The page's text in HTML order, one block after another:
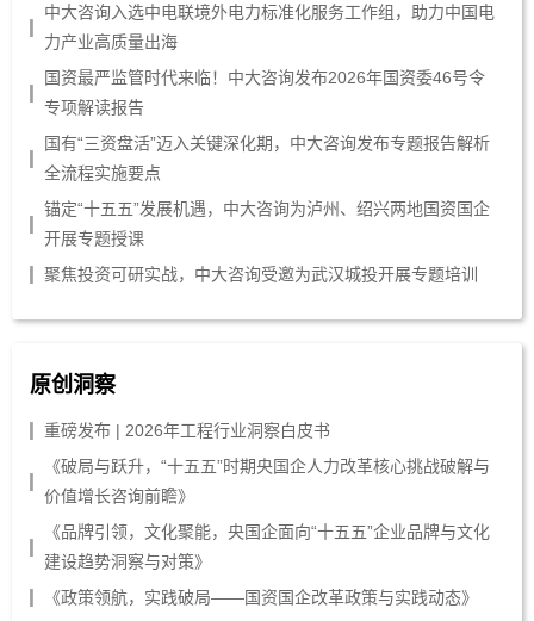
中大咨询入选中电联境外电力标准化服务工作组，助力中国电
力产业高质量出海
国资最严监管时代来临！中大咨询发布2026年国资委46号令
专项解读报告
国有“三资盘活”迈入关键深化期，中大咨询发布专题报告解析
全流程实施要点
锚定“十五五”发展机遇，中大咨询为泸州、绍兴两地国资国企
开展专题授课
聚焦投资可研实战，中大咨询受邀为武汉城投开展专题培训
原创洞察
重磅发布 | 2026年工程行业洞察白皮书
《破局与跃升，“十五五”时期央国企人力改革核心挑战破解与
价值增长咨询前瞻》
《品牌引领，文化聚能，央国企面向“十五五”企业品牌与文化
建设趋势洞察与对策》
《政策领航，实践破局——国资国企改革政策与实践动态》